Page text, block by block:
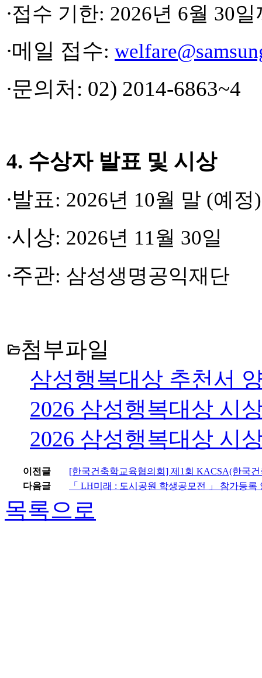
∙접수 기한: 2026년 6월 30일
∙메일 접수:
∙문의처: 02) 2014-6863~4
4. 수상자 발표 및 시상
∙발표: 2026년 10월 말 (예정)
∙시상: 2026년 11월 30일
∙주관: 삼성생명공익재단
folder_open첨부파일
삼성행복대상 추천서
2026 삼성행복대상 시
2026 삼성행복대상 시
이전글
[한국건축학교육협의회] 제1회 KACSA(한국
다음글
「 LH미래 : 도시공원 학생공모전 」 참가등록
목록으로